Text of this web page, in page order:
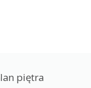
piętra